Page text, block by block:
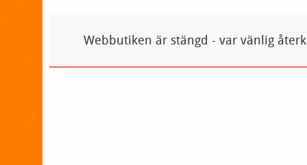
Webbutiken är stängd - var vänlig